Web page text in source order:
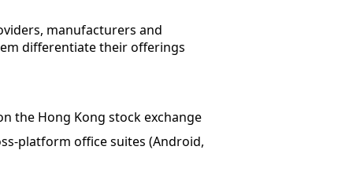
manufacturers and
differentiate their offerings
the Hong Kong stock exchange
platform office suites (Android,